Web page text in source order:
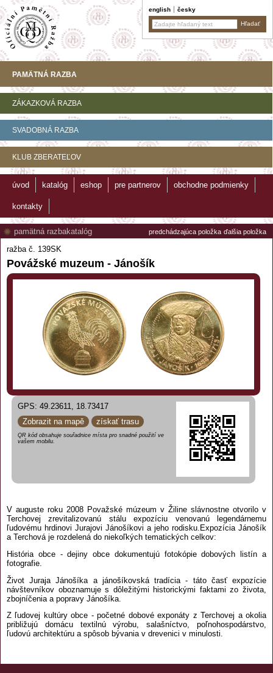
english česky
PAMÄTNÁ RAZBA
ZÁKAZKOVÁ RAZBA
SVADOBNÁ RAZBA
KLUB ZBERATEĽOV
úvod katalóg eshop pre partnerov obchodne podmienky
kontakty
predchádzajúca položka ďalšia položka
pamätná razbakatalóg
ražba č. 139SK
Povážské muzeum - Jánošík
GPS: 49.23611, 18.73417
Zobrazit na mapě
získať trasu
QR kód obsahuje souřadnice místa pro snadné použití ve
vašem mobilu.
V auguste roku 2008 Považské múzeum v Žiline slávnostne otvorilo v
Terchovej zrevitalizovanú stálu expozíciu venovanú legendárnemu
ľudovému hrdinovi Jurajovi Jánošíkovi a jeho rodisku.Expozícia Jánošík
a Terchová je rozdelená do niekoľkých tematických celkov:
História obce - dejiny obce dokumentujú fotokópie dobových listín a
fotografie.
Život Juraja Jánošíka a jánošíkovská tradícia - táto časť expozície
návštevníkov oboznamuje s dôležitými historickými faktami zo života,
zbojníčenia a popravy Jánošíka.
Z ľudovej kultúry obce - početné dobové exponáty z Terchovej a okolia
približujú domácu textilnú výrobu, salašníctvo, poľnohospodárstvo,
ľudovú architektúru a spôsob bývania v drevenici v minulosti.